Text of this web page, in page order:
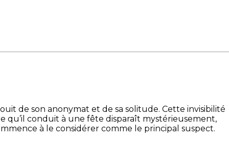
de son anonymat et de sa solitude. Cette invisibilité
qu’il conduit à une fête disparaît mystérieusement,
à le considérer comme le principal suspect.